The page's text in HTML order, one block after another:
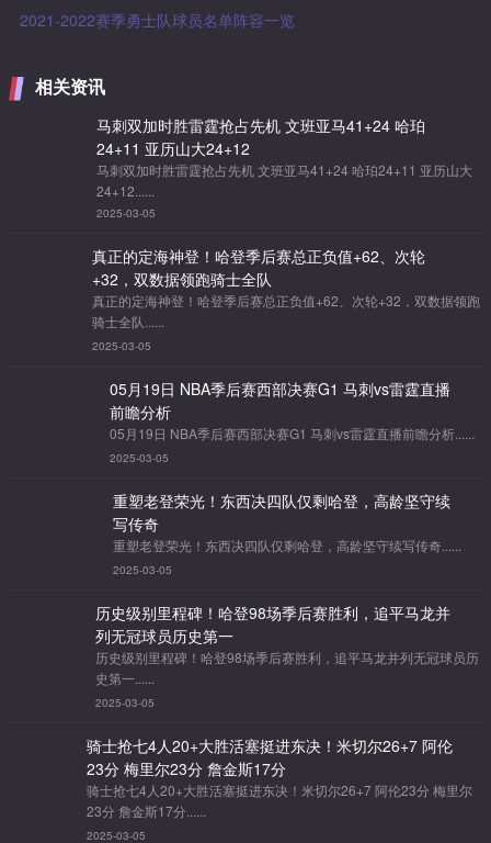
2021-2022赛季勇士队球员名单阵容一览
相关资讯
马刺双加时胜雷霆抢占先机 文班亚马41+24 哈珀
24+11 亚历山大24+12
马刺双加时胜雷霆抢占先机 文班亚马41+24 哈珀24+11 亚历山大
24+12......
2025-03-05
真正的定海神登！哈登季后赛总正负值+62、次轮
+32，双数据领跑骑士全队
真正的定海神登！哈登季后赛总正负值+62、次轮+32，双数据领跑
骑士全队......
2025-03-05
05月19日 NBA季后赛西部决赛G1 马刺vs雷霆直播
前瞻分析
05月19日 NBA季后赛西部决赛G1 马刺vs雷霆直播前瞻分析......
2025-03-05
重塑老登荣光！东西决四队仅剩哈登，高龄坚守续
写传奇
重塑老登荣光！东西决四队仅剩哈登，高龄坚守续写传奇......
2025-03-05
历史级别里程碑！哈登98场季后赛胜利，追平马龙并
列无冠球员历史第一
历史级别里程碑！哈登98场季后赛胜利，追平马龙并列无冠球员历
史第一......
2025-03-05
骑士抢七4人20+大胜活塞挺进东决！米切尔26+7 阿伦
23分 梅里尔23分 詹金斯17分
骑士抢七4人20+大胜活塞挺进东决！米切尔26+7 阿伦23分 梅里尔
23分 詹金斯17分......
2025-03-05